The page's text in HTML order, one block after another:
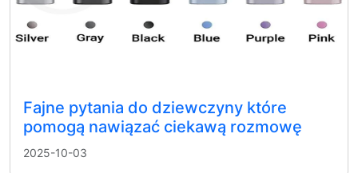
Fajne pytania do dziewczyny które
pomogą nawiązać ciekawą rozmowę
2025-10-03